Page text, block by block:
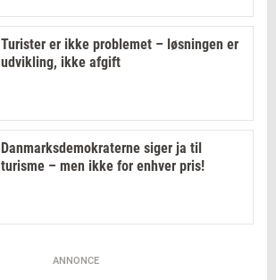
Turister er ikke problemet – løsningen er
udvikling, ikke afgift
Danmarksdemokraterne siger ja til
turisme – men ikke for enhver pris!
ANNONCE